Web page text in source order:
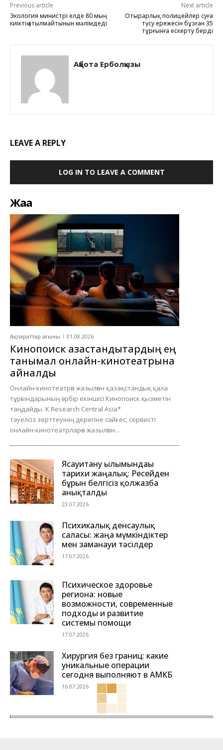
Previous article
Экология министрі елде 80 мың
киіктің атылмайтынын мәлімдеді
Next article
Отырарлық полицейлер суға
түсу ережесін бұзған 35
тұрғынға ескерту берді
Ақбота Ерболқызы
LEAVE A REPLY
LOG IN TO LEAVE A COMMENT
Жаңа
Ақпараттар ағыны 01.08.2026
Кинопоиск қазақстандықтардың ең
танымал онлайн-кинотеатрына
айналды
Онлайн-кинотеатрға жазылған қазақстандық қала
тұрғындарының әрбір екіншісі Кинопоиск қызметін
таңдайды. K Research Central Asia*
тәуелсіз зерттеуінің дерегіне сәйкес, сервисті
онлайн-кинотеатрларға жазылған...
Ясауитану ғылымындағы
тарихи жаңалық: Ресейден
бұрын белгісіз қолжазба
анықталды
23.07.2026
Психикалық денсаулық
саласы: жаңа мүмкіндіктер
мен заманауи тәсілдер
17.07.2026
Психическое здоровье
региона: новые
возможности, современные
подходы и развитие
системы помощи
17.07.2026
Хирургия без границ: какие
уникальные операции
сегодня выполняют в АМКБ
16.07.2026